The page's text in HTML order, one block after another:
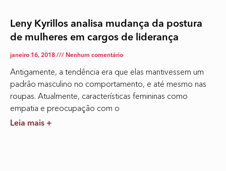
Leny Kyrillos analisa mudança da postura
de mulheres em cargos de liderança
janeiro 16, 2018 Nenhum comentário
Antigamente, a tendência era que elas mantivessem um
padrão masculino no comportamento, e até mesmo nas
roupas. Atualmente, características femininas como
empatia e preocupação com o
Leia mais +